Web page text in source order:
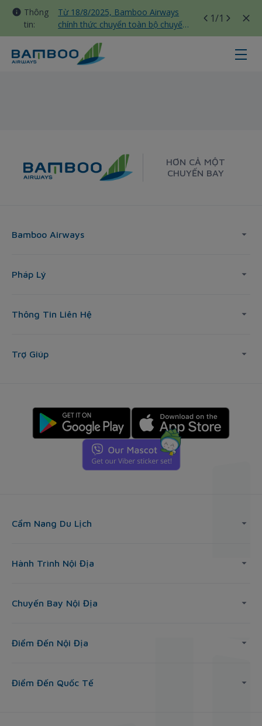
Thông
tin:
Từ 18/8/2025, Bamboo Airways
chính thức chuyển toàn bộ chuyến
bay nội địa sang nhà ga T3 Tân
Sơn Nhất
1/1
HƠN CẢ MỘT
CHUYẾN BAY
Bamboo Airways
Pháp Lý
Thông Tin Liên Hệ
Trợ Giúp
Cẩm Nang Du Lịch
Hành Trình Nội Địa
Chuyến Bay Nội Địa
Điểm Đến Nội Địa
Điểm Đến Quốc Tế